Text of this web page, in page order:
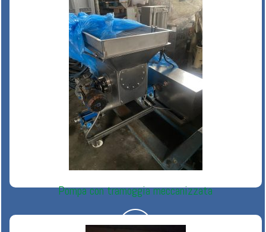
Pompa con tramoggia meccanizzata